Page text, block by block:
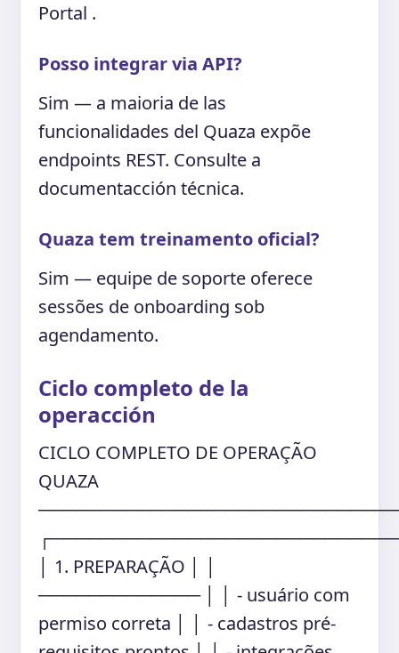
Portal .
Posso integrar via API?
Sim — a maioria de las
funcionalidades del Quaza expõe
endpoints REST. Consulte a
documentacción técnica.
Quaza tem treinamento oficial?
Sim — equipe de soporte oferece
sessões de onboarding sob
agendamento.
Ciclo completo de la
operacción
CICLO COMPLETO DE OPERAÇÃO
QUAZA
│ 1. PREPARAÇÃO │ │
───────────── │ │ - usuário com
permiso correta │ │ - cadastros pré-